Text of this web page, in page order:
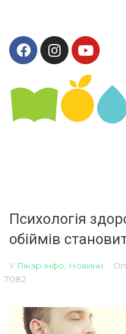
Психологія
обіймів
У Лікар інфо Новини
7082